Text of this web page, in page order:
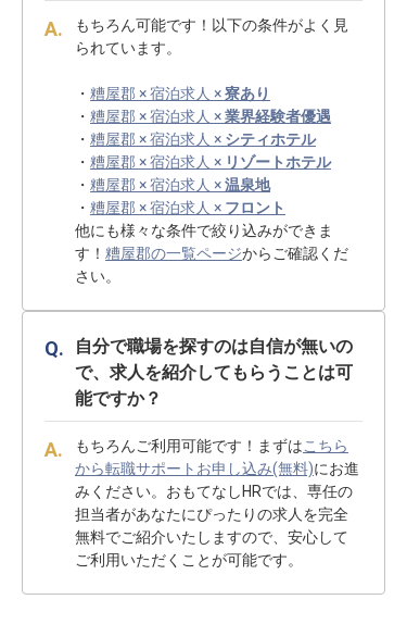
もちろん可能です！以下の条件がよく見
られています。
・ 糟屋郡 × 宿泊求人 ×寮あり
・ 糟屋郡 × 宿泊求人 ×業界経験者優遇
・ 糟屋郡 × 宿泊求人 × シティホテル
・ 糟屋郡 × 宿泊求人 × リゾートホテル
・ 糟屋郡 × 宿泊求人 ×温泉地
・ 糟屋郡 × 宿泊求人 × フロント
他にも様々な条件で絞り込みができま
す！ 糟屋郡の一覧ページからご確認くだ
さい。
自分で職場を探すのは自信が無いの
で、求人を紹介してもらうことは可
能ですか？
もちろんご利用可能です！まずはこちら
から転職サポートお申し込み(無料)にお進
みください。おもてなしHRでは、専任の
担当者があなたにぴったりの求人を完全
無料でご紹介いたしますので、安心して
ご利用いただくことが可能です。